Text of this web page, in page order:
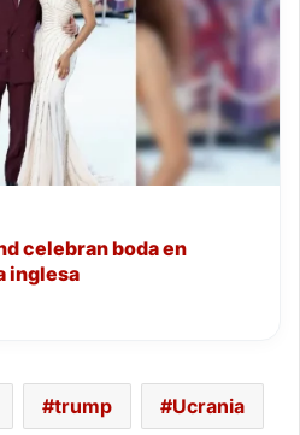
celebran boda en
inglesa
trump Ucrania